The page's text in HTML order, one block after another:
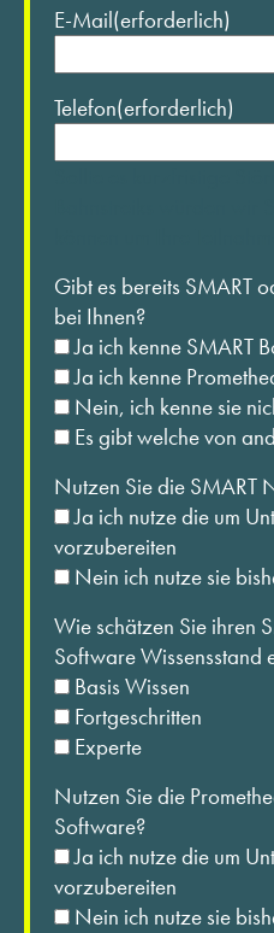
E-Mail(erforderlich)
Telefon(erforderlich)
Gibt es bereits SMART
bei Ihnen?
Ja ich kenne SMART
Ja ich kenne
Nein, ich kenne sie
Es gibt welche von
Nutzen Sie die SMART
Ja ich nutze die um
vorzubereiten
Nein ich nutze sie
Wie schätzen Sie ihren
Software Wissensstand
Basis Wissen
Fortgeschritten
Experte
Nutzen Sie die
Software?
Ja ich nutze die um
vorzubereiten
Nein ich nutze sie